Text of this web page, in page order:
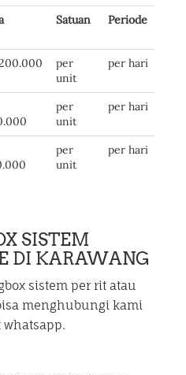
Satuan Periode
per
unit
per hari
per
unit
per hari
per
unit
per hari
SISTEM
DI KARAWANG
sistem per rit atau
menghubungi kami